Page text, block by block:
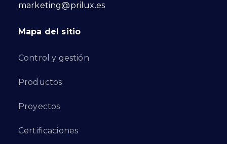
marketing@prilux.es
Mapa del sitio
Control y gestión
Productos
Proyectos
Certificaciones